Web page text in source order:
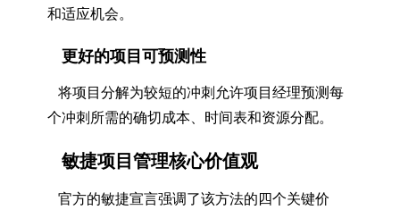
和适应机会。
更好的项目可预测性
将项目分解为较短的冲刺允许项目经理预测每
个冲刺所需的确切成本、时间表和资源分配。
敏捷项目管理核心价值观
官方的敏捷宣言强调了该方法的四个关键价